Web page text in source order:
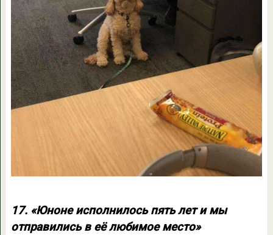
17. «Юноне исполнилось пять лет и мы
отправились в её любимое место»